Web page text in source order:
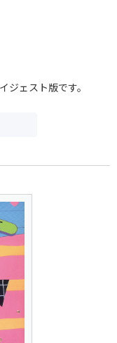
ジェスト版です。